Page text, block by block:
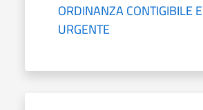
ORDINANZA CONTIGIBILE E
URGENTE